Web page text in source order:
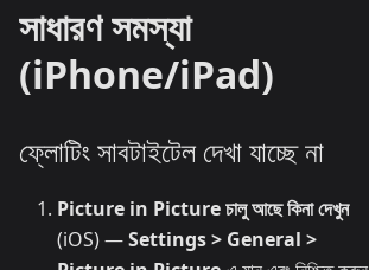
সাধারণ সমস্যা
(iPhone/iPad)
ফ্লোটিং সাবটাইটেল দেখা যাচ্ছে না
Picture in Picture চালু আছে কিনা দেখুন
(iOS) —Settings > General >